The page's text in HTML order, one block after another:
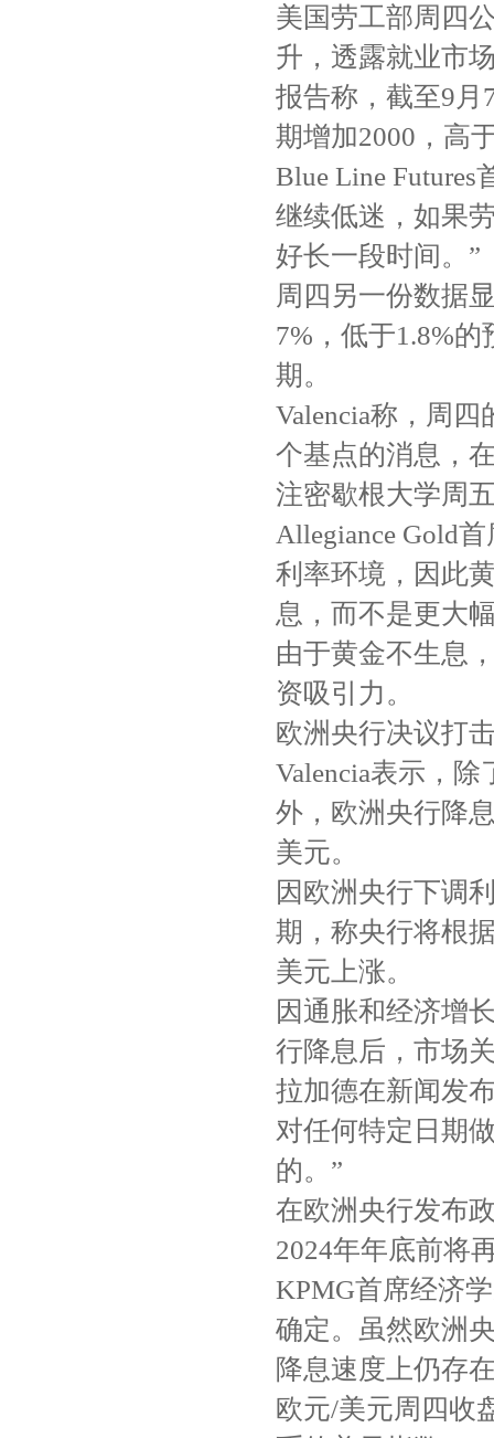
美国劳工部周四
升，透露就业市
报告称，截至9月
期增加2000，高
Blue Line
继续低迷，如果
好长一段时间。”
周四另一份数据
7%，低于1.8%
期。
Valencia称，周
个基点的消息，
注密歇根大学周
Allegiance Gold
利率环境，因此
息，而不是更大
由于黄金不生息
资吸引力。
欧洲央行决议打
Valencia表示，
外，欧洲央行降
美元。
因欧洲央行下调
期，称央行将根
美元上涨。
因通胀和经济增
行降息后，市场
拉加德在新闻发
对任何特定日期
的。”
在欧洲央行发布
2024年年底前将
KPMG首席经济
确定。虽然欧洲
降息速度上仍存
欧元/美元周四收